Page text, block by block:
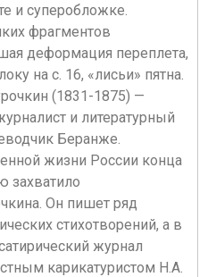
и суперобложке.
фрагментов
деформация переплета,
на с. 16, «лисьи» пятна.
(1831-1875) —
и литературный
Беранже.
жизни России конца
захватило
Он пишет ряд
стихотворений, а в
журнал
карикатуристом Н.А.